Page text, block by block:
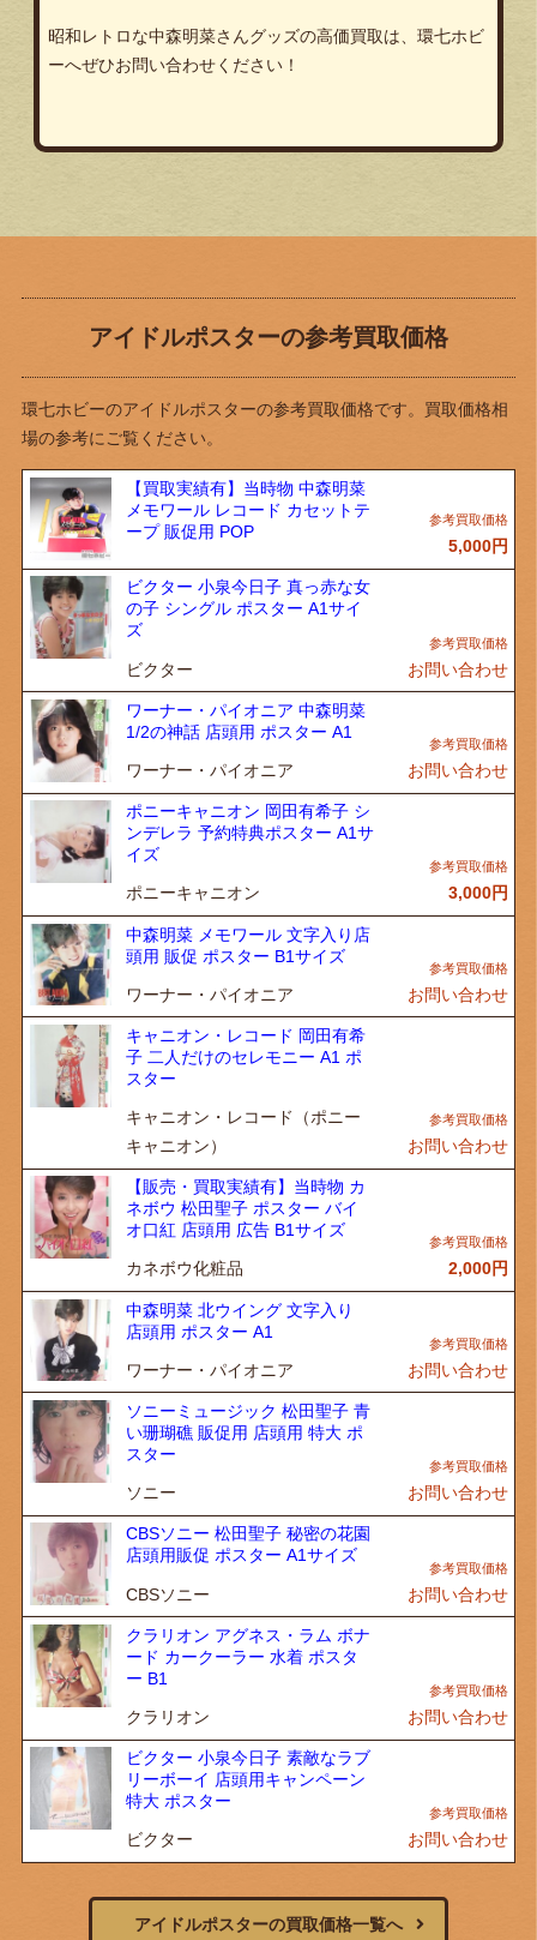
昭和レトロな中森明菜さんグッズの高価買取は、環七ホビ
ーへぜひお問い合わせください！
アイドルポスターの参考買取価格
環七ホビーのアイドルポスターの参考買取価格です。買取価格相
場の参考にご覧ください。
【買取実績有】当時物 中森明菜
メモワール レコード カセットテ
ープ 販促用 POP
5,000円
ビクター 小泉今日子 真っ赤な女
の子 シングル ポスター A1サイ
ズ
ビクター お問い合わせ
ワーナー・パイオニア 中森明菜
1/2の神話 店頭用 ポスター A1
ワーナー・パイオニア お問い合わせ
ポニーキャニオン 岡田有希子 シ
ンデレラ 予約特典ポスター A1サ
イズ
ポニーキャニオン 3,000円
中森明菜 メモワール 文字入り店
頭用 販促 ポスター B1サイズ
ワーナー・パイオニア お問い合わせ
キャニオン・レコード 岡田有希
子 二人だけのセレモニー A1 ポ
スター
キャニオン・レコード（ポニー
キャニオン）
お問い合わせ
【販売・買取実績有】当時物 カ
ネボウ 松田聖子 ポスター バイ
オ口紅 店頭用 広告 B1サイズ
カネボウ化粧品 2,000円
中森明菜 北ウイング 文字入り
店頭用 ポスター A1
ワーナー・パイオニア お問い合わせ
ソニーミュージック 松田聖子 青
い珊瑚礁 販促用 店頭用 特大 ポ
スター
ソニー お問い合わせ
CBSソニー 松田聖子 秘密の花園
店頭用販促 ポスター A1サイズ
CBSソニー お問い合わせ
クラリオン アグネス・ラム ボナ
ード カークーラー 水着 ポスタ
ー B1
クラリオン お問い合わせ
ビクター 小泉今日子 素敵なラブ
リーボーイ 店頭用キャンペーン
特大 ポスター
ビクター お問い合わせ
アイドルポスターの買取価格一覧へ